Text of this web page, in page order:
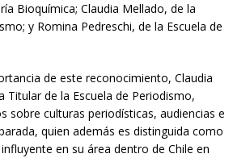
Bioquímica; Claudia Mellado, de la
y Romina Pedreschi, de la Escuela de
de este reconocimiento, Claudia
Titular de la Escuela de Periodismo,
sobre culturas periodísticas, audiencias e
quien además es distinguida como
en su área dentro de Chile en